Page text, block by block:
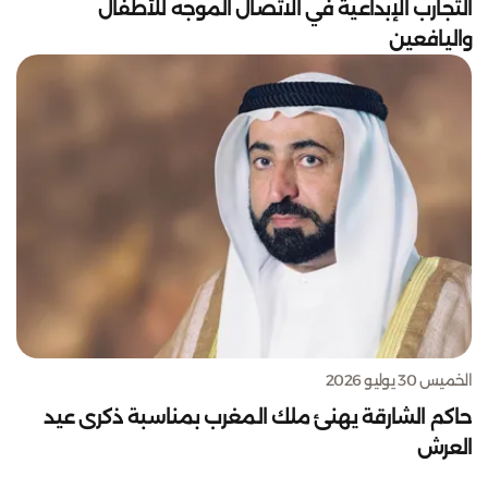
التجارب الإبداعية في الاتصال الموجه للأطفال
واليافعين
الخميس 30 يوليو 2026
حاكم الشارقة يهنئ ملك المغرب بمناسبة ذكرى عيد
العرش